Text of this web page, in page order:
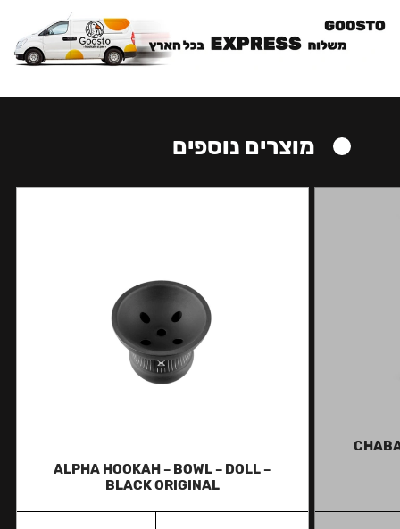
מוצרים נוספים
ALPHA HOOKAH – BOWL – DOLL –
BLACK ORIGINAL